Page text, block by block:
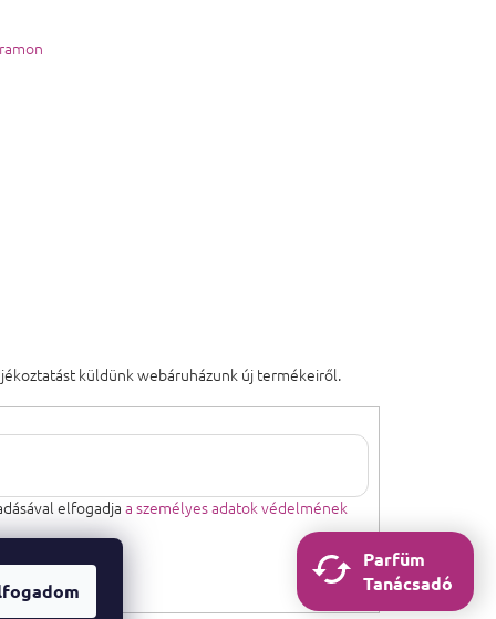
küldünk webáruházunk új termékeiről.
elfogadjaa személyes adatok védelmének
Parfüm
Tanácsadó